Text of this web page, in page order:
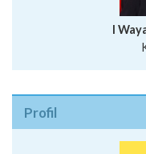
I
Profil